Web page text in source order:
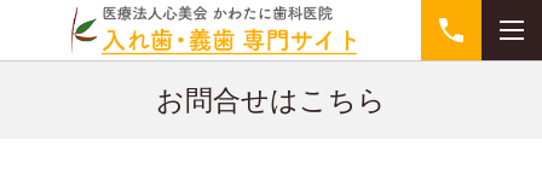
お問合せはこちら